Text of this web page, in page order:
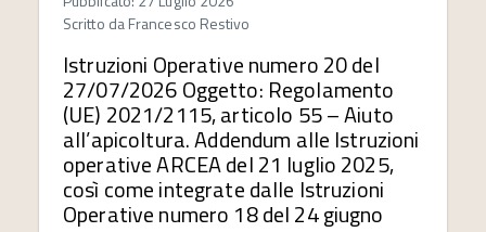
Scritto daFrancesco Restivo
Istruzioni Operative numero 20 del
27/07/2026 Oggetto: Regolamento
(UE) 2021/2115, articolo 55 – Aiuto
all’apicoltura. Addendum alle Istruzioni
operative ARCEA del 21 luglio 2025,
così come integrate dalle Istruzioni
Operative numero 18 del 24 giugno